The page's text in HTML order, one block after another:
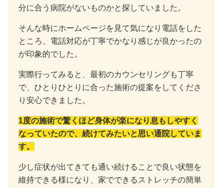
分に合う病院がないものかと探していました。
そんな時にホームページを見て気になり電話をした
ところ、電話対応が丁寧でかなり感じが良かったの
が印象的でした。
実際行ってみると、最初のカウンセリングも丁寧
で、ひとりひとりに合った施術の提案をしてくださ
り安心できました。
1度の施術で驚くほど身体が楽になり息もしやすく
なっていたので、続けてみたいと思い通院していま
す。
少し症状が出てきても通い続けることで良い状態を
維持できる様になり、家でできるストレッチの簡単